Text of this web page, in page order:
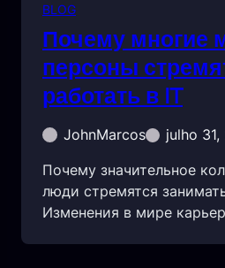
BLOG
Почему многие
персоны
работать в IT
JohnMarcos
julho
Почему значительное
люди стремятся
Изменения в мире